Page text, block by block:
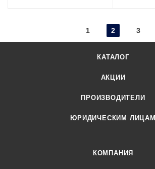
1 2 3
КАТАЛОГ
АКЦИИ
ПРОИЗВОДИТЕЛИ
ЮРИДИЧЕСКИМ ЛИЦАМ
КОМПАНИЯ